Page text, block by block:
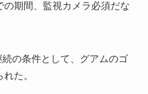
の期間、監視カメラ必須だな
の条件として、グアムのゴ
た。